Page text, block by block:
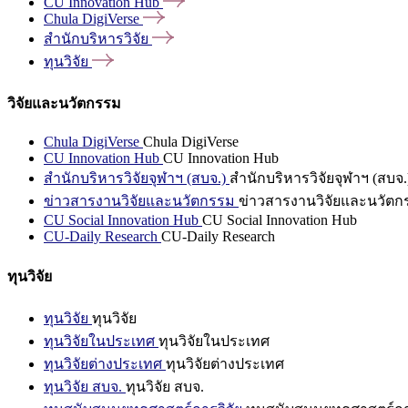
Chula DigiVerse
สำนักบริหารวิจัย
ทุนวิจัย
วิจัยและนวัตกรรม
Chula DigiVerse Chula DigiVerse
CU Innovation Hub CU Innovation Hub
สำนักบริหารวิจัยจุฬาฯ (สบจ.) สำนักบริหารวิจัยจุฬาฯ (สบจ
ข่าวสารงานวิจัยและนวัตกรรม ข่าวสารงานวิจัยและนวัตก
CU Social Innovation Hub CU Social Innovation Hub
CU-Daily Research CU-Daily Research
ทุนวิจัย
ทุนวิจัย ทุนวิจัย
ทุนวิจัยในประเทศ ทุนวิจัยในประเทศ
ทุนวิจัยต่างประเทศ ทุนวิจัยต่างประเทศ
ทุนวิจัย สบจ. ทุนวิจัย สบจ.